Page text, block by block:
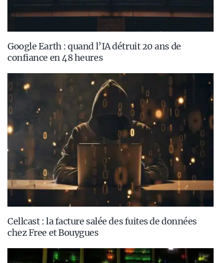
Google Earth : quand l’IA détruit 20 ans de
confiance en 48 heures
Cellcast : la facture salée des fuites de données
chez Free et Bouygues